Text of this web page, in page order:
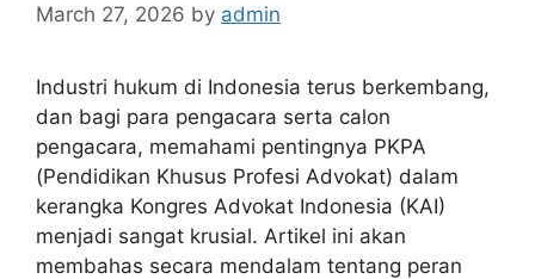
March 27, 2026 by admin
Industri hukum di Indonesia terus berkembang,
dan bagi para pengacara serta calon
pengacara, memahami pentingnya PKPA
(Pendidikan Khusus Profesi Advokat) dalam
kerangka Kongres Advokat Indonesia (KAI)
menjadi sangat krusial. Artikel ini akan
membahas secara mendalam tentang peran